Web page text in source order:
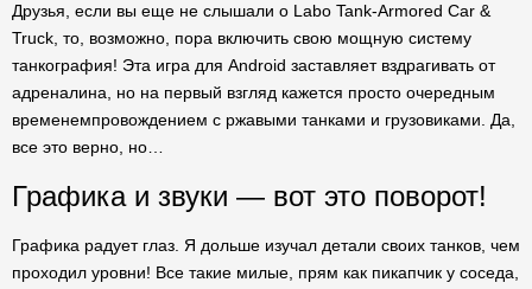
Друзья, если вы еще не слышали о Labo Tank-Armored Car &
Truck, то, возможно, пора включить свою мощную систему
танкография! Эта игра для Android заставляет вздрагивать от
адреналина, но на первый взгляд кажется просто очередным
временемпровождением с ржавыми танками и грузовиками. Да,
все это верно, но…
Графика и звуки — вот это поворот!
Графика радует глаз. Я дольше изучал детали своих танков, чем
проходил уровни! Все такие милые, прям как пикапчик у соседа,